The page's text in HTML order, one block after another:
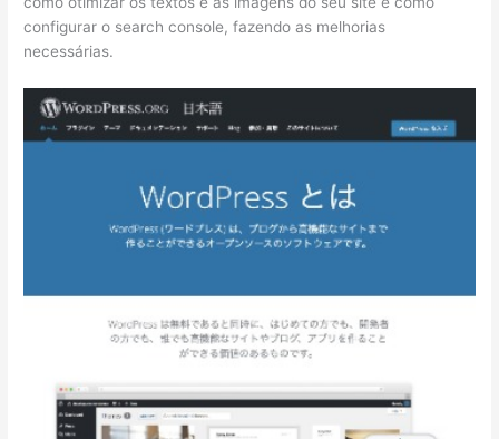
configurar o search console, fazendo as melhorias
necessárias.